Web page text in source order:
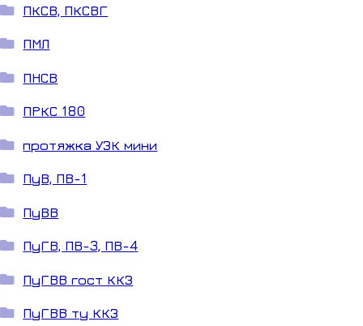
ПКСВ, ПКСВГ
ПМЛ
ПНСВ
ПРКС 180
протяжка УЗК мини
ПуВ, ПВ-1
ПуВВ
ПуГВ, ПВ-3, ПВ-4
ПуГВВ гост ККЗ
ПуГВВ ту ККЗ